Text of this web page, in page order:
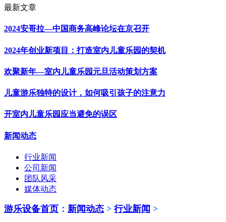
最新文章
2024安哥拉—中国商务高峰论坛在京召开
2024年创业新项目：打造室内儿童乐园的契机
欢聚新年—室内儿童乐园元旦活动策划方案
儿童游乐独特的设计，如何吸引孩子的注意力
开室内儿童乐园应当避免的误区
新闻动态
行业新闻
公司新闻
团队风采
媒体动态
游乐设备首页 ： 新闻动态 > 行业新闻 >